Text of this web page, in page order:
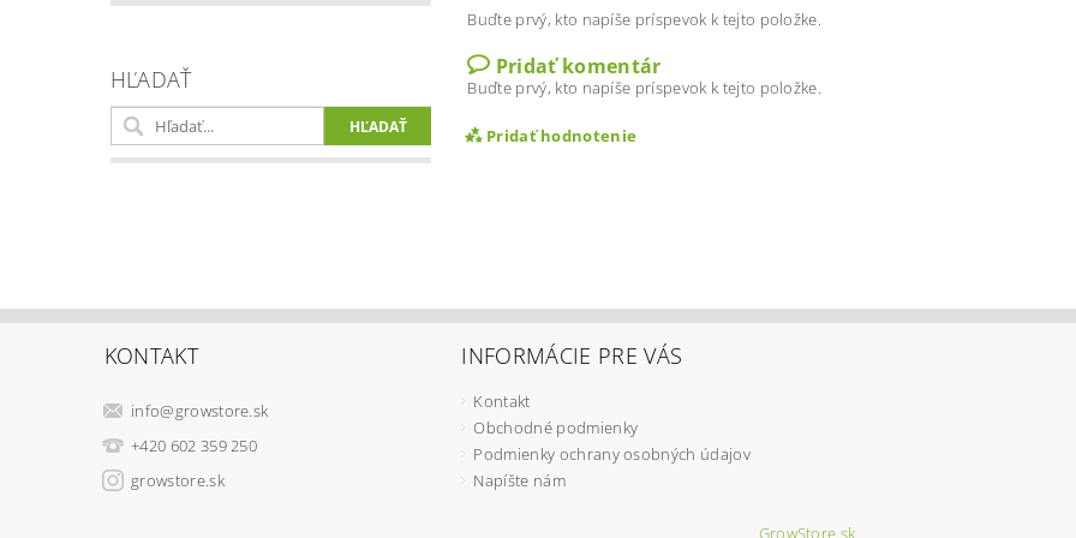
HĽADAŤ
Buďte prvý, kto napíše príspevok k tejto položke.
Pridať komentár
Buďte prvý, kto napíše príspevok k tejto položke.
Pridať hodnotenie
Vložením hodnotenie súhlasíte s
KONTAKT
info@growstore.sk
+420 602 359 250
growstore.sk
INFORMÁCIE PRE VÁS
Kontakt
Obchodné podmienky
Podmienky ochrany osobných údajov
Napíšte nám
GrowStore.sk